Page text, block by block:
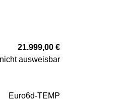
21.999,00 €
nicht ausweisbar
Euro6d-TEMP